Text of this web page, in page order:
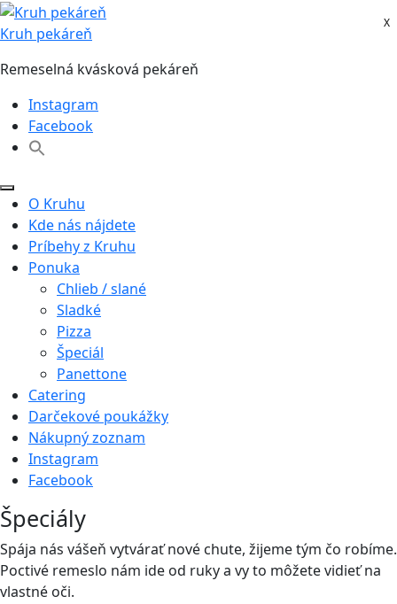
Skip
to
Kruh pekáreň
Remeselná kvásková pekáreň
Instagram
Facebook
O Kruhu
Kde nás nájdete
Príbehy z Kruhu
Ponuka
Chlieb / slané
Sladké
Pizza
Špeciál
Panettone
Catering
Darčekové poukážky
Nákupný zoznam
Instagram
Facebook
Špeciály
Spája nás vášeň vytvárať nové chute, žĳeme tým čo robíme.
Poctivé remeslo nám ide od ruky a vy to môžete vidieť na
vlastné oči.
X
X